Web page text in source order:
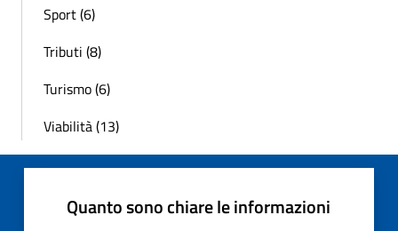
Sport (6)
Tributi (8)
Turismo (6)
Viabilità (13)
Quanto sono chiare le informazioni